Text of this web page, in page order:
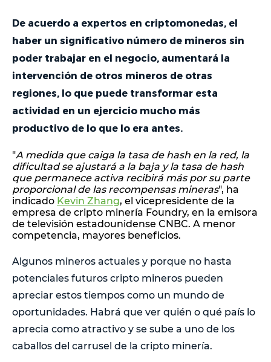
De acuerdo a expertos en criptomonedas, el
haber un significativo número de mineros sin
poder trabajar en el negocio, aumentará la
intervención de otros mineros de otras
regiones, lo que puede transformar esta
actividad en un ejercicio mucho más
productivo de lo que lo era antes.
"A medida que caiga la tasa de hash en la red, la
dificultad se ajustará a la baja y la tasa de hash
que permanece activa recibirá más por su parte
proporcional de las recompensas mineras", ha
indicado Kevin Zhang, el vicepresidente de la
empresa de cripto minería Foundry, en la emisora
de televisión estadounidense CNBC. A menor
competencia, mayores beneficios.
Algunos mineros actuales y porque no hasta
potenciales futuros cripto mineros pueden
apreciar estos tiempos como un mundo de
oportunidades. Habrá que ver quién o qué país lo
aprecia como atractivo y se sube a uno de los
caballos del carrusel de la cripto minería.